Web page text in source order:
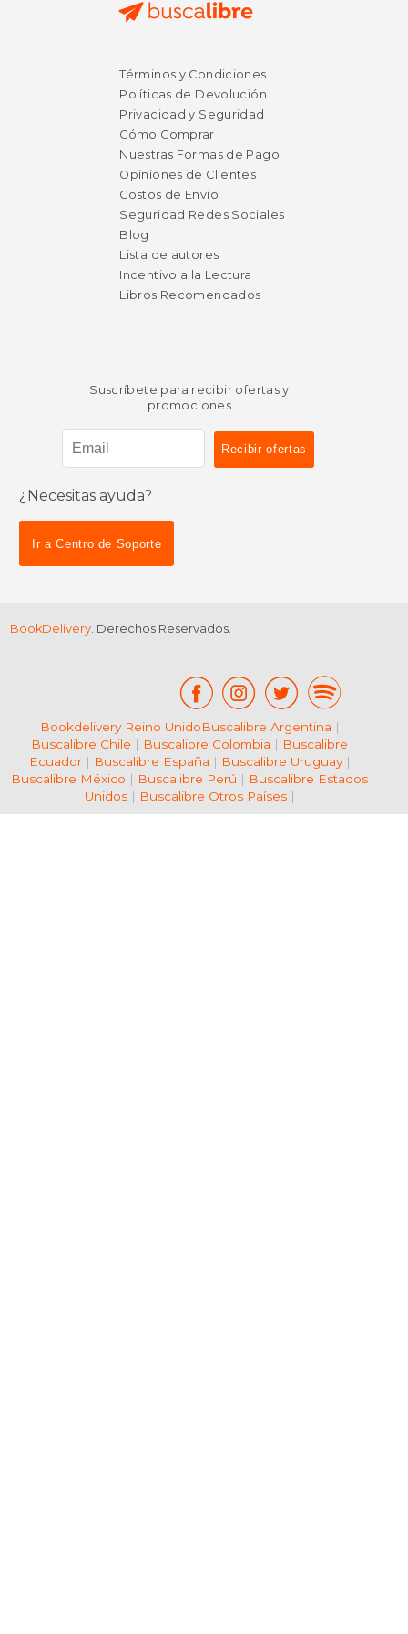
$ 14.13 dcto.
dcto. $ 11.04
Términos y Condiciones
Políticas de Devolución
Privacidad y Seguridad
Cómo Comprar
Nuestras Formas de Pago
Opiniones de Clientes
Costos de Envío
Seguridad Redes Sociales
Blog
Lista de autores
Incentivo a la Lectura
Libros Recomendados
Suscríbete para recibir ofertas y
promociones
¿Necesitas ayuda?
Ir a Centro de Soporte
BookDelivery. Derechos Reservados.
Bookdelivery Reino UnidoBuscalibre Argentina |
Buscalibre Chile | Buscalibre Colombia | Buscalibre
Ecuador| Buscalibre España | Buscalibre Uruguay|
Buscalibre México | Buscalibre Perú | Buscalibre Estados
Unidos| Buscalibre Otros Países|